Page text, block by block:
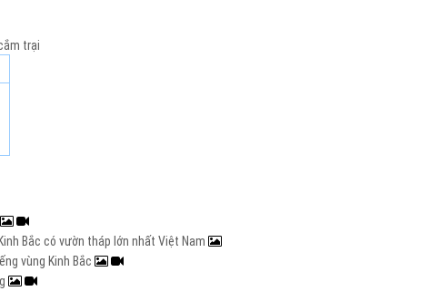
trại
Bắc có vườn tháp lớn nhất Việt Nam
vùng Kinh Bắc